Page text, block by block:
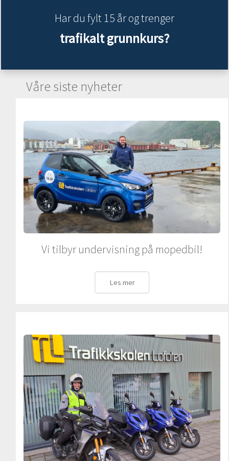
Har du fylt 15 år og trenger
trafikalt grunnkurs?
Våre siste nyheter
Vi tilbyr undervisning på mopedbil!
Les mer